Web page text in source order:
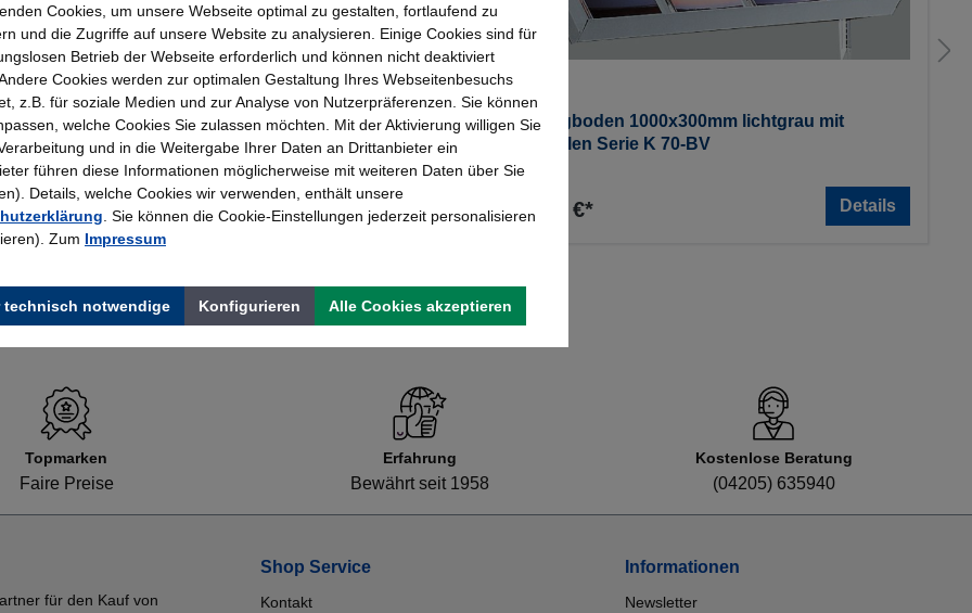
Kerkmann - Wandschiene lichtgrau 2000, Serie
70-BV
25,23 €*
Schrägboden 1000x300mm lichtgrau mit
Konsolen Serie K 70-BV
56,64 €* Details
Topmarken
Faire Preise
Erfahrung
Bewährt seit 1958
Kostenlose Beratung
(04205) 635940
für den Kauf von
Shop Service
Kontakt
Informationen
Newsletter
Cookies, um unsere Webseite optimal zu gestalten, fortlaufend zu
und die Zugriffe auf unsere Website zu analysieren. Einige Cookies sind für
Betrieb der Webseite erforderlich und können nicht deaktiviert
Cookies werden zur optimalen Gestaltung Ihres Webseitenbesuchs
z.B. für soziale Medien und zur Analyse von Nutzerpräferenzen. Sie können
welche Cookies Sie zulassen möchten. Mit der Aktivierung willigen Sie
und in die Weitergabe Ihrer Daten an Drittanbieter ein
führen diese Informationen möglicherweise mit weiteren Daten über Sie
Details, welche Cookies wir verwenden, enthält unsere
. Sie können die Cookie-Einstellungen jederzeit personalisieren
Zum Impressum
technisch notwendige Konfigurieren Alle Cookies akzeptieren